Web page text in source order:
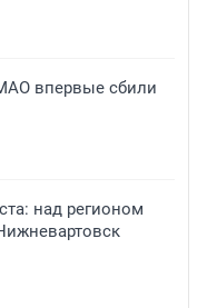
впервые сбили
над регионом